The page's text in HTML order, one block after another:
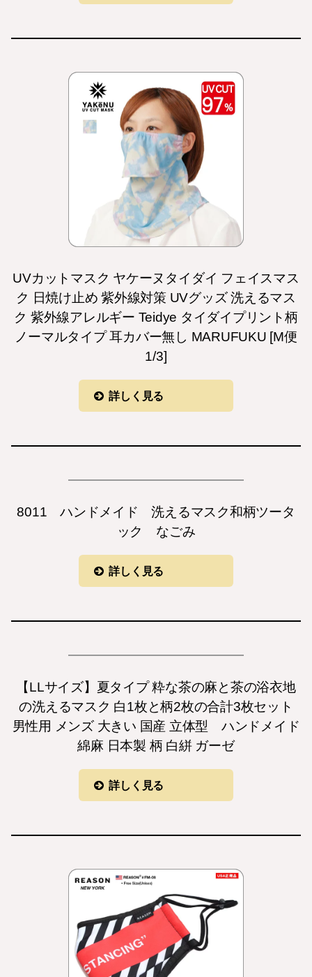
UVカットマスク ヤケーヌタイダイ フェイスマス
ク 日焼け止め 紫外線対策 UVグッズ 洗えるマス
ク 紫外線アレルギー Teidye タイダイプリント柄
ノーマルタイプ 耳カバー無し MARUFUKU [M便
1/3]
詳しく見る
8011 ハンドメイド 洗えるマスク和柄ツータ
ック なごみ
詳しく見る
【LLサイズ】夏タイプ 粋な茶の麻と茶の浴衣地
の洗えるマスク 白1枚と柄2枚の合計3枚セット
男性用 メンズ 大きい 国産 立体型 ハンドメイド
綿麻 日本製 柄 白絣 ガーゼ
詳しく見る